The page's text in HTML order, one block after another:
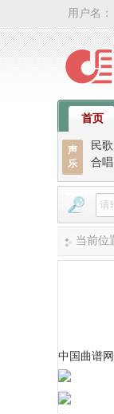
用户名：
首页
声
乐
民歌
合唱
当前位
中国曲谱网